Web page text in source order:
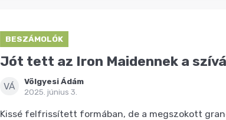
BESZÁMOLÓK
Jót tett az Iron Maidennek a
VÁ
Völgyesi Ádám
2025. június 3.
Kissé felfrissített formában, de a megszokott